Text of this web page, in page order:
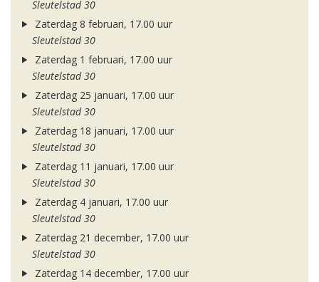
Sleutelstad 30
Zaterdag 8 februari, 17.00 uur
Sleutelstad 30
Zaterdag 1 februari, 17.00 uur
Sleutelstad 30
Zaterdag 25 januari, 17.00 uur
Sleutelstad 30
Zaterdag 18 januari, 17.00 uur
Sleutelstad 30
Zaterdag 11 januari, 17.00 uur
Sleutelstad 30
Zaterdag 4 januari, 17.00 uur
Sleutelstad 30
Zaterdag 21 december, 17.00 uur
Sleutelstad 30
Zaterdag 14 december, 17.00 uur